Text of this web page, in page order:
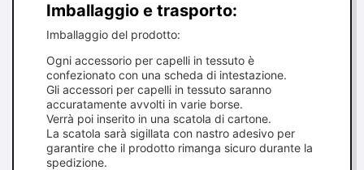
Imballaggio e trasporto:
Imballaggio del prodotto:
Ogni accessorio per capelli in tessuto è
confezionato con una scheda di intestazione.
Gli accessori per capelli in tessuto saranno
accuratamente avvolti in varie borse.
Verrà poi inserito in una scatola di cartone.
La scatola sarà sigillata con nastro adesivo per
garantire che il prodotto rimanga sicuro durante la
spedizione.